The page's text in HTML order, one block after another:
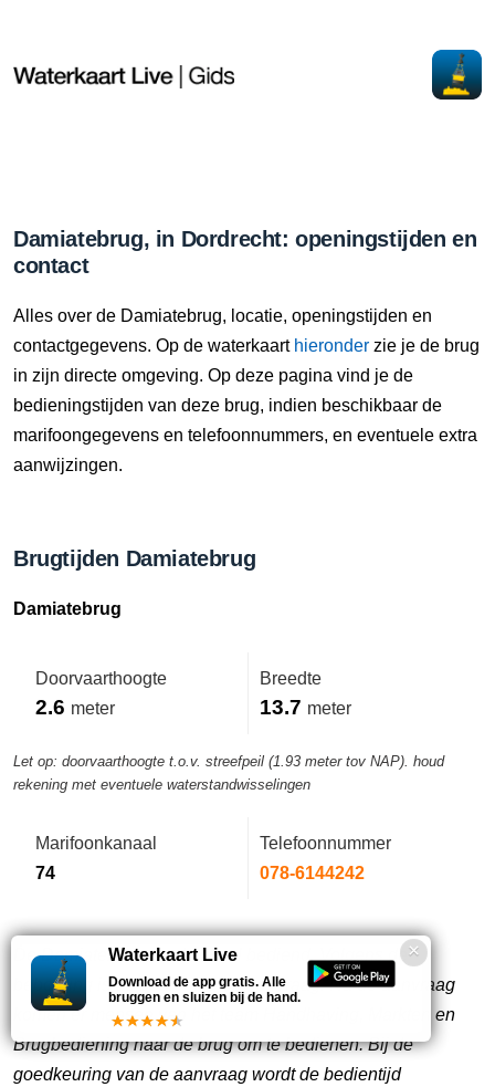
Damiatebrug, in Dordrecht: openingstijden en
contact
Alles over de Damiatebrug, locatie, openingstijden en
contactgegevens. Op de waterkaart hieronder zie je de brug
in zijn directe omgeving. Op deze pagina vind je de
bedieningstijden van deze brug, indien beschikbaar de
marifoongegevens en telefoonnummers, en eventuele extra
aanwijzingen.
Brugtijden Damiatebrug
Damiatebrug
Doorvaarthoogte
2.6 meter
Breedte
13.7 meter
Let op: doorvaarthoogte t.o.v. streefpeil (1.93 meter tov NAP). houd
rekening met eventuele waterstandwisselingen
Marifoonkanaal
74
Telefoonnummer
078-6144242
De Damiatebrug wordt lokaal bediend. Volgens de
bebording is de bediening op aanvraag. Na de aanvraag
komen er mensen van het team Handhaving, Markten en
Brugbediening naar de brug om te bedienen. Bij de
goedkeuring van de aanvraag wordt de bedientijd
Waterkaart Live
Download de app gratis. Alle
bruggen en sluizen bij de hand.